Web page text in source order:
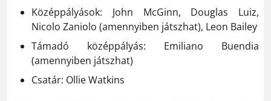
Középpályások: John McGinn, Douglas Luiz,
Nicolo Zaniolo (amennyiben játszhat), Leon Bailey
Támadó középpályás: Emiliano Buendia
(amennyiben játszhat)
Csatár: Ollie Watkins